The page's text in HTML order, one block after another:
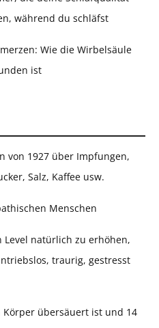
während du schläfst
Wie die Wirbelsäule
ist
von 1927 über Impfungen,
Salz, Kaffee usw.
Menschen
Level natürlich zu erhöhen,
traurig, gestresst
übersäuert ist und 14